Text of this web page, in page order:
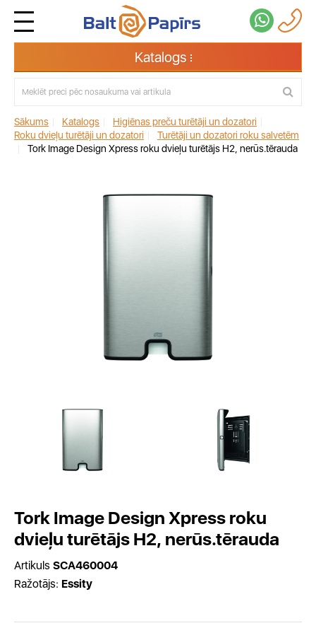
Katalogs
Sākums Katalogs Higiēnas preču turētāji un dozatori
Roku dvieļu turētāji un dozatori
Turētāji un dozatori roku salvetēm
Tork Image Design Xpress roku dvieļu turētājs H2, nerūs.tērauda
Tork Image Design Xpress roku
dvieļu turētājs H2, nerūs.tērauda
Artikuls SCA460004
Ražotājs: Essity